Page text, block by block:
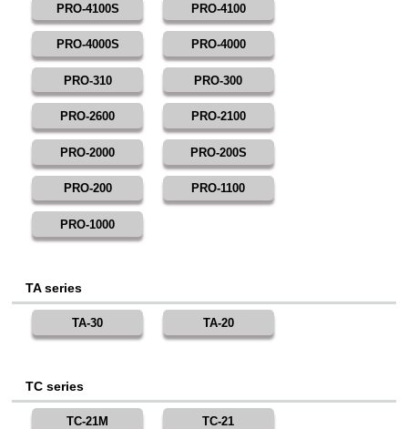
PRO-4100S PRO-4100
PRO-4000S PRO-4000
PRO-310 PRO-300
PRO-2600 PRO-2100
PRO-2000 PRO-200S
PRO-200 PRO-1100
PRO-1000
TA series
TA-30 TA-20
TC series
TC-21M TC-21